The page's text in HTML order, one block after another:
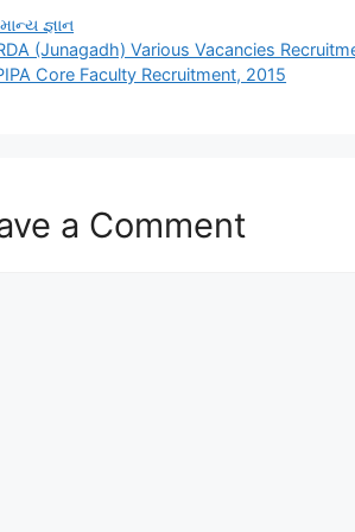
જ્ઞાન
(Junagadh) Various Vacancies
Core Faculty Recruitment, 2015
a Comment